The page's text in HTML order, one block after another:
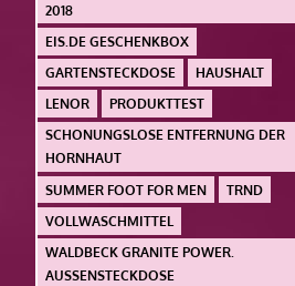
2018
EIS.DE GESCHENKBOX
GARTENSTECKDOSE
HAUSHALT
LENOR
PRODUKTTEST
SCHONUNGSLOSE ENTFERNUNG DER
HORNHAUT
SUMMER FOOT FOR MEN
TRND
VOLLWASCHMITTEL
WALDBECK GRANITE POWER.
AUSSENSTECKDOSE